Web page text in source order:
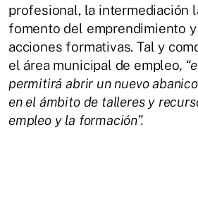
profesional, la intermediación
fomento del emprendimiento
acciones formativas. Tal y
el área municipal de empleo,
permitirá abrir un nuevo
en el ámbito de talleres y
empleo y la formación”.